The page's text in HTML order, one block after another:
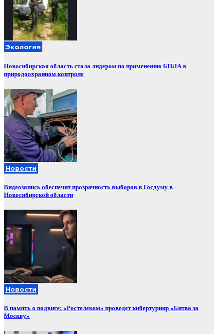
Экология
Новосибирская область стала лидером по применению БПЛА в
природоохранном контроле
Новости
Видеозапись обеспечит прозрачность выборов в Госдуму в
Новосибирской области
Новости
В память о подвиге: «Ростелеком» проведет кибертурнир «Битва за
Москву»